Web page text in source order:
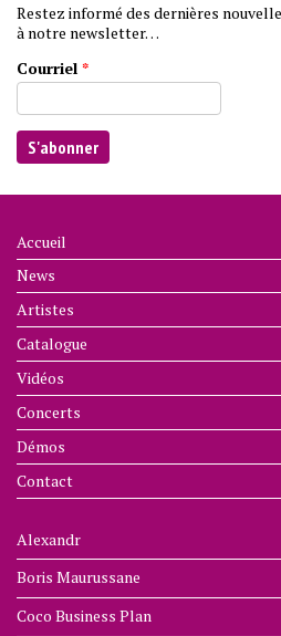
Restez informé des dernières
à notre newsletter…
Courriel *
Accueil
News
Artistes
Catalogue
Vidéos
Concerts
Démos
Contact
Alexandr
Boris Maurussane
Coco Business Plan